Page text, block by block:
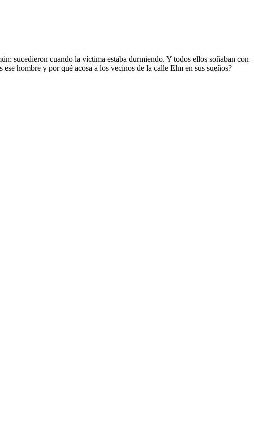
sucedieron cuando la víctima estaba durmiendo. Y todos ellos soñaban con
hombre y por qué acosa a los vecinos de la calle Elm en sus sueños?